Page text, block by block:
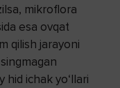
mikroflora
esa ovqat
qilish jarayoni
hid ichak yo‘llari